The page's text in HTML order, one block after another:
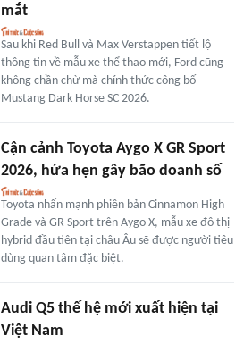
mắt
Sau khi Red Bull và Max Verstappen tiết lộ
thông tin về mẫu xe thể thao mới, Ford cũng
không chần chừ mà chính thức công bố
Mustang Dark Horse SC 2026.
Cận cảnh Toyota Aygo X GR Sport
2026, hứa hẹn gây bão doanh số
Toyota nhấn mạnh phiên bản Cinnamon High
Grade và GR Sport trên Aygo X, mẫu xe đô thị
hybrid đầu tiên tại châu Âu sẽ được người tiêu
dùng quan tâm đặc biệt.
Audi Q5 thế hệ mới xuất hiện tại
Việt Nam